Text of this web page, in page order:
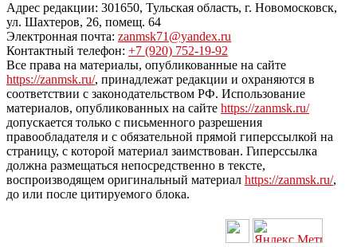
Адрес редакции: 301650, Тульская область, г. Новомосковск,
ул. Шахтеров, 26, помещ. 64
Электронная почта: zanmsk71@yandex.ru
Контактный телефон: +7 (920) 752-19-92
Все права на материалы, опубликованные на сайте
https://zanmsk.ru/, принадлежат редакции и охраняются в
соответствии с законодательством РФ. Использование
материалов, опубликованных на сайте https://zanmsk.ru/
допускается только с письменного разрешения
правообладателя и с обязательной прямой гиперссылкой на
страницу, с которой материал заимствован. Гиперссылка
должна размещаться непосредственно в тексте,
воспроизводящем оригинальный материал https://zanmsk.ru/,
до или после цитируемого блока.